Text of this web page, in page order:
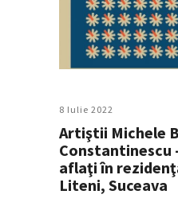
8 Iulie 2022
Artiştii Michele
Constantinescu
aflaţi în
Liteni, Suceava